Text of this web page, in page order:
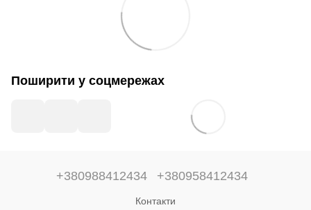
Поширити у соцмережах
+380988412434 +380958412434
Контакти